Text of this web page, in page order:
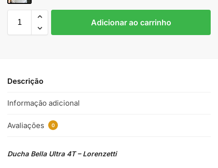
Adicionar ao carrinho
Descrição
Informação adicional
Avaliações 0
Ducha Bella Ultra 4T – Lorenzetti